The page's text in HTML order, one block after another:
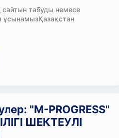
табуды немесе
ұсынамызҚазақстан
"M-PROGRESS"
ШЕКТЕУЛІ